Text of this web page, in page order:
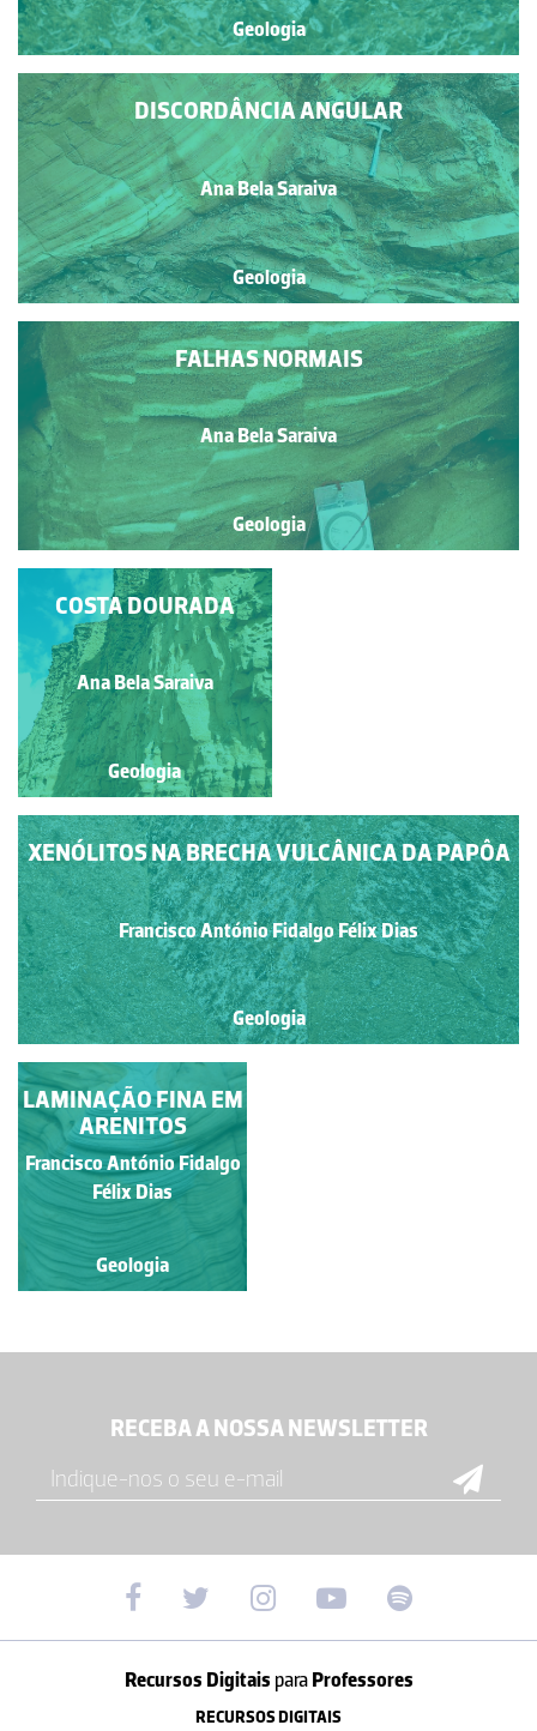
Geologia
DISCORDÂNCIA ANGULAR
Ana Bela Saraiva
Geologia
FALHAS NORMAIS
Ana Bela Saraiva
Geologia
HOMENAGEANDO O
PROF. CARLOS
ROMARIZ
(CATEDRÁTICO
JUBILADO DO
GEOFCUL)
Francisco António Fidalgo
Félix Dias
Geologia
XENÓLITOS NA BRECHA VULCÂNICA DA PAPÔA
Francisco António Fidalgo Félix Dias
Geologia
COSTA DOURADA
Ana Bela Saraiva
Geologia
ASPECTOS
PARTICULARES DE
EROSÃO EÓLICA
Francisco António Fidalgo
Félix Dias
Geologia
LAMINAÇÃO FINA EM
ARENITOS
Francisco António Fidalgo
Félix Dias
Geologia
RECEBA A NOSSA NEWSLETTER
Recursos Digitais paraProfessores
RECURSOS DIGITAIS